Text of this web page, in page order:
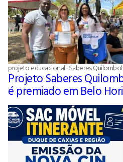
projeto educacional "Saberes
Projeto Saberes
é premiado em Belo